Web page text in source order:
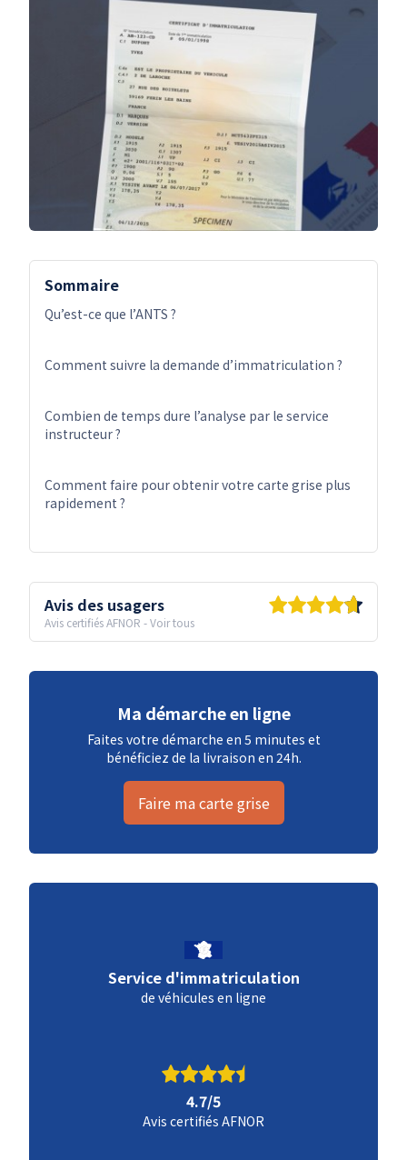
Sommaire
Qu’est-ce que l’ANTS ?
Comment suivre la demande d’immatriculation ?
Combien de temps dure l’analyse par le service
instructeur ?
Comment faire pour obtenir votre carte grise plus
rapidement ?
Avis des usagers
Avis certifiés AFNOR -Voir tous
Ma démarche en ligne
Faites votre démarche en 5 minutes et
bénéficiez de la livraison en 24h.
Faire ma carte grise
Service d'immatriculation
de véhicules en ligne
4.7/5
Avis certifiés AFNOR